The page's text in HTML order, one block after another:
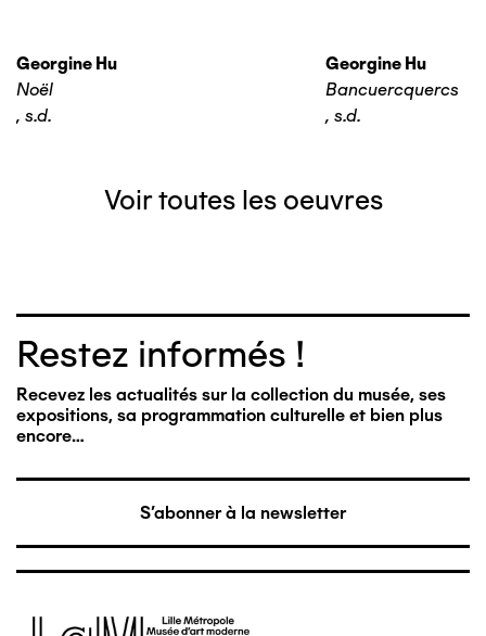
Georgine Hu
Noël
, s.d.
Georgine Hu
Bancuercquercs
, s.d.
Voir toutes les oeuvres
Restez informés !
Recevez les actualités sur la collection du musée, ses
expositions, sa programmation culturelle et bien plus
encore…
S'abonner à la newsletter
Image